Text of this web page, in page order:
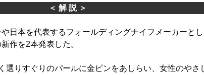
＜ 解 説 ＞
日本を代表するフォールディングナイフメーカーと
作を2本発表した。
選りすぐりのパールに金ピンをあしらい、女性のやさ